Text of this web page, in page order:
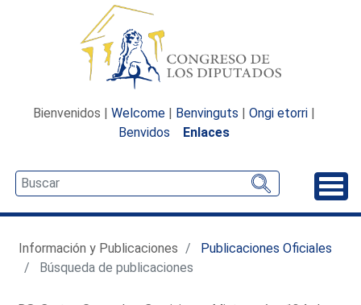
Bienvenidos | Welcome | Benvinguts | Ongi etorri |
Benvidos
Enlaces
Información y Publicaciones
Publicaciones Oficiales
Búsqueda de publicaciones